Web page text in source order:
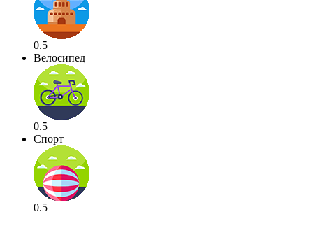
0.5
Велосипед
0.5
Спорт
0.5